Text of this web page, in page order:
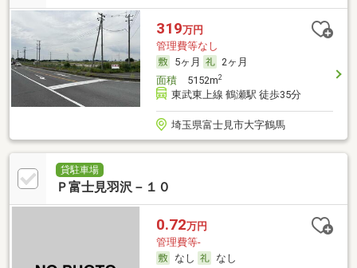
319万円
管理費等なし
5ヶ月
2ヶ月
面積5152m2
東武東上線 鶴瀬駅 徒歩35分
埼玉県富士見市大字鶴馬
貸駐車場
Ｐ富士見羽沢－１０
0.72万円
管理費等-
なし
なし